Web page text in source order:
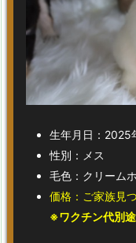
生年月日：2025
性別：メス
毛色：クリーム
価格：ご家族見
※ワクチン代別途